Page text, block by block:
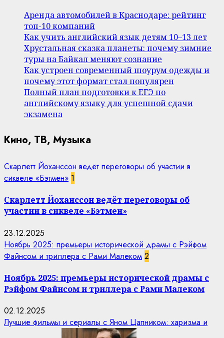
Аренда автомобилей в Краснодаре: рейтинг
топ-10 компаний
Как учить английский язык детям 10–13 лет
Хрустальная сказка планеты: почему зимние
туры на Байкал меняют сознание
Как устроен современный шоурум одежды и
почему этот формат стал популярен
Полный план подготовки к ЕГЭ по
английскому языку для успешной сдачи
экзамена
Кино, ТВ, Музыка
Скарлетт Йоханссон ведёт переговоры об участии в
сиквеле «Бэтмен» 1
Скарлетт Йоханссон ведёт переговоры об
участии в сиквеле «Бэтмен»
23.12.2025
Ноябрь 2025: премьеры исторической драмы с Рэйфом
Файнсом и триллера с Рами Малеком 2
Ноябрь 2025: премьеры исторической драмы с
Рэйфом Файнсом и триллера с Рами Малеком
02.12.2025
Лучшие фильмы и сериалы с Яном Цапником: харизма и